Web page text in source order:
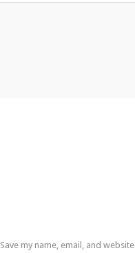
Save my name, email, and